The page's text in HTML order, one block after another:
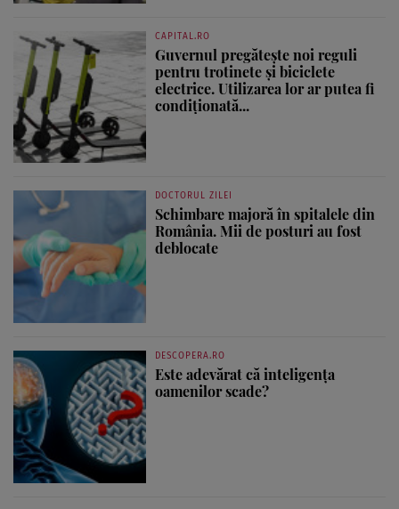
CAPITAL.RO
Guvernul pregătește noi reguli
pentru trotinete și biciclete
electrice. Utilizarea lor ar putea fi
condiționată...
DOCTORUL ZILEI
Schimbare majoră în spitalele din
România. Mii de posturi au fost
deblocate
DESCOPERA.RO
Este adevărat că inteligența
oamenilor scade?